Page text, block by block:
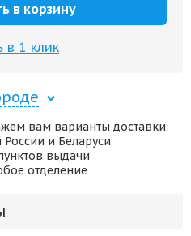
в корзину
в 1 клик
вам варианты доставки:
и Беларуси
выдачи
отделение